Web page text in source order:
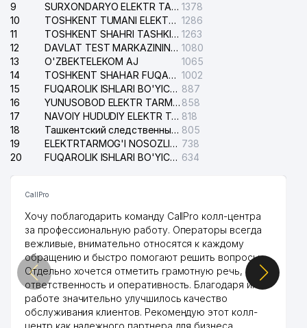
9
SURXONDARYO ELEKTR TARMOQLARI AJ 1378
10
TOSHKENT TUMANI ELEKTR TARMOG'I AVARIYA XIZMATI 1286
11
TOSHKENT SHAHRI TASHKILOT TELEFONLARI HAQIDA MA'LUMOT BYUROSI 1263
12
DAVLAT TEST MARKAZINING ISHONCH TELEFONLARI 1080
13
O'ZBEKTELEKOM AJ
1065
14
TOSHKENT SHAHAR FUQAROLIK ISHLARI BO'YICHA SUDI 1002
15
FUQAROLIK ISHLARI BO'YICHA YAKKASAROY TUMANLARARO SUDI 887
16
YUNUSOBOD ELEKTR TARMOG'I NOSOZLIKLARI XIZMATI 858
17
NAVOIY HUDUDIY ELEKTR TARMOQLARI KORXONASI AJ 818
18
Ташкентский следственный изолятор 805
19
ELEKTRTARMOG'I NOSOZLIKLARINI TO'ZATISH SERGELI XIZMATI 738
20
FUQAROLIK ISHLARI BO'YICHA UCH-TEPA TUMANI SUDI 634
CallPro
Хочу поблагодарить команду CallPro колл-центра
за профессиональную работу. Операторы всегда
вежливые, внимательно относятся к каждому
обращению и быстро помогают решить вопросы.
Отдельно хочется отметить грамотную речь,
ответственность и оперативность. Благодаря их
работе значительно улучшилось качество
обслуживания клиентов. Рекомендую этот колл-
центр как надежного партнера для бизнеса.